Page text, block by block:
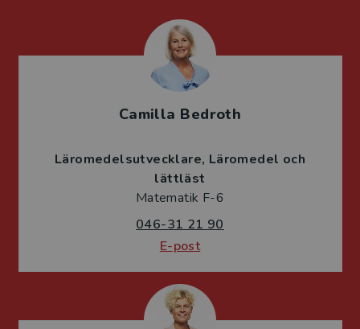
Camilla Bedroth
Läromedelsutvecklare Läromedel och
lättläst
Matematik F-6
046-31 21 90
E-post